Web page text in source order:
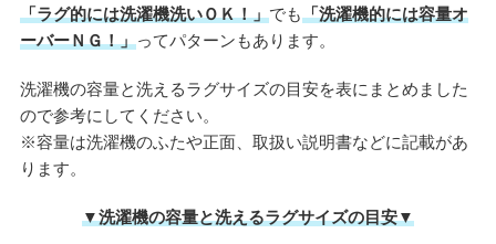
「ラグ的には洗濯機洗いＯＫ！」でも「洗濯機的には容量オ
ーバーＮＧ！」ってパターンもあります。
洗濯機の容量と洗えるラグサイズの目安を表にまとめました
ので参考にしてください。
※容量は洗濯機のふたや正面、取扱い説明書などに記載があ
ります。
▼洗濯機の容量と洗えるラグサイズの目安▼